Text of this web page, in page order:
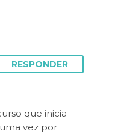
RESPONDER
que inicia
vez por